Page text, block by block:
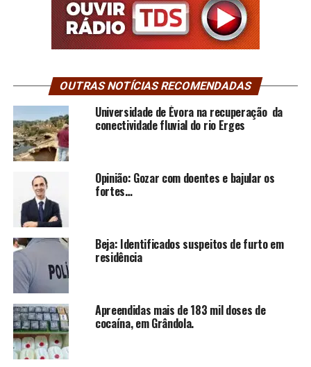
OUTRAS NOTÍCIAS RECOMENDADAS
Universidade de Évora na recuperação da
conectividade fluvial do rio Erges
Opinião: Gozar com doentes e bajular os
fortes…
Beja: Identificados suspeitos de furto em
residência
Apreendidas mais de 183 mil doses de
cocaína, em Grândola.